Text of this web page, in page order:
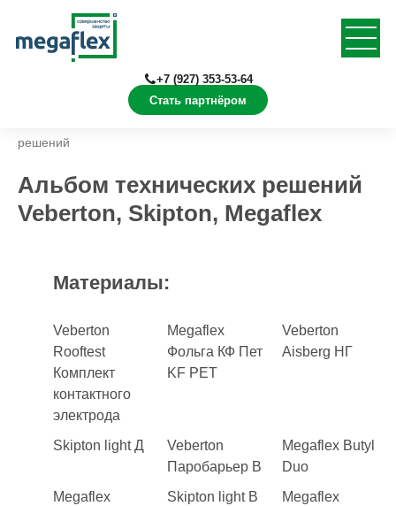
Стать партнёром
+7 (927) 353-53-64
решений
Альбом технических решений
Veberton, Skipton, Megaflex
Материалы:
Veberton
Rooftest
Комплект
контактного
электрода
Megaflex
Фольга КФ Пет
KF PET
Veberton
Aisberg НГ
Skipton light Д
Veberton
Паробарьер B
Megaflex Butyl
Duo
Megaflex
Skipton light B
Megaflex